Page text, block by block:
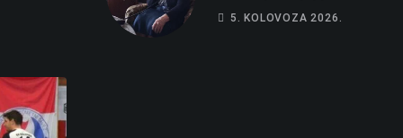
pa ostala bez 1000 eura
5. KOLOVOZA 2026.